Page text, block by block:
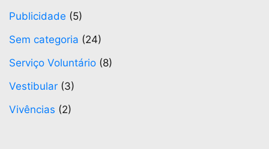
Publicidade (5)
Sem categoria (24)
Serviço Voluntário (8)
Vestibular (3)
Vivências (2)